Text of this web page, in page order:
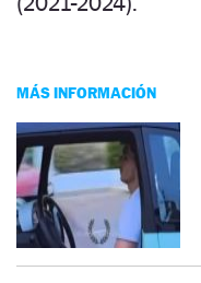
MÁS INFORMACIÓN